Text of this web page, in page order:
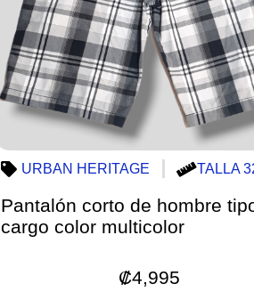
URBAN HERITAGE TALLA
Pantalón corto de hombre
cargo color multicolor
₡4,995